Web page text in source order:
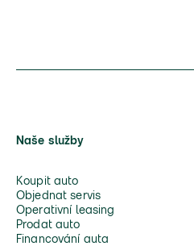
Naše služby
Koupit auto
Objednat servis
Operativní leasing
Prodat auto
Financování auta